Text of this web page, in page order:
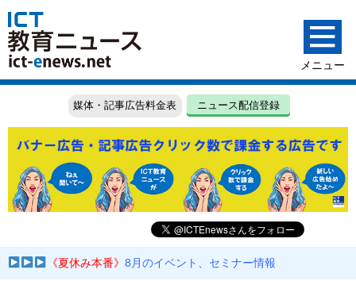
媒体・記事広告料金表 ニュース配信登録
《夏休み本番》8月のイベント、セミナー情報